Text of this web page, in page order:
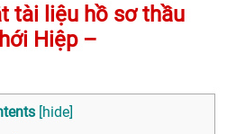
tài liệu hồ sơ thầu
Hiệp –
[hide]